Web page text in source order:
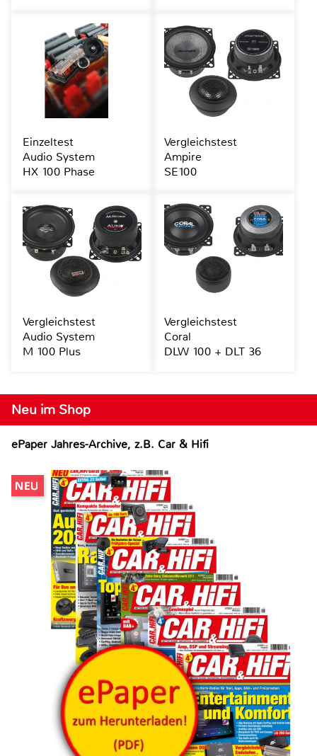
Neu im Shop
ePaper Jahres-Archive, z.B. Car & Hifi
Einzeltest
Audio System
HX 100 Phase
Vergleichstest
Ampire
SE100
Vergleichstest
Audio System
M 100 Plus
Vergleichstest
Coral
DLW 100 + DLT 36